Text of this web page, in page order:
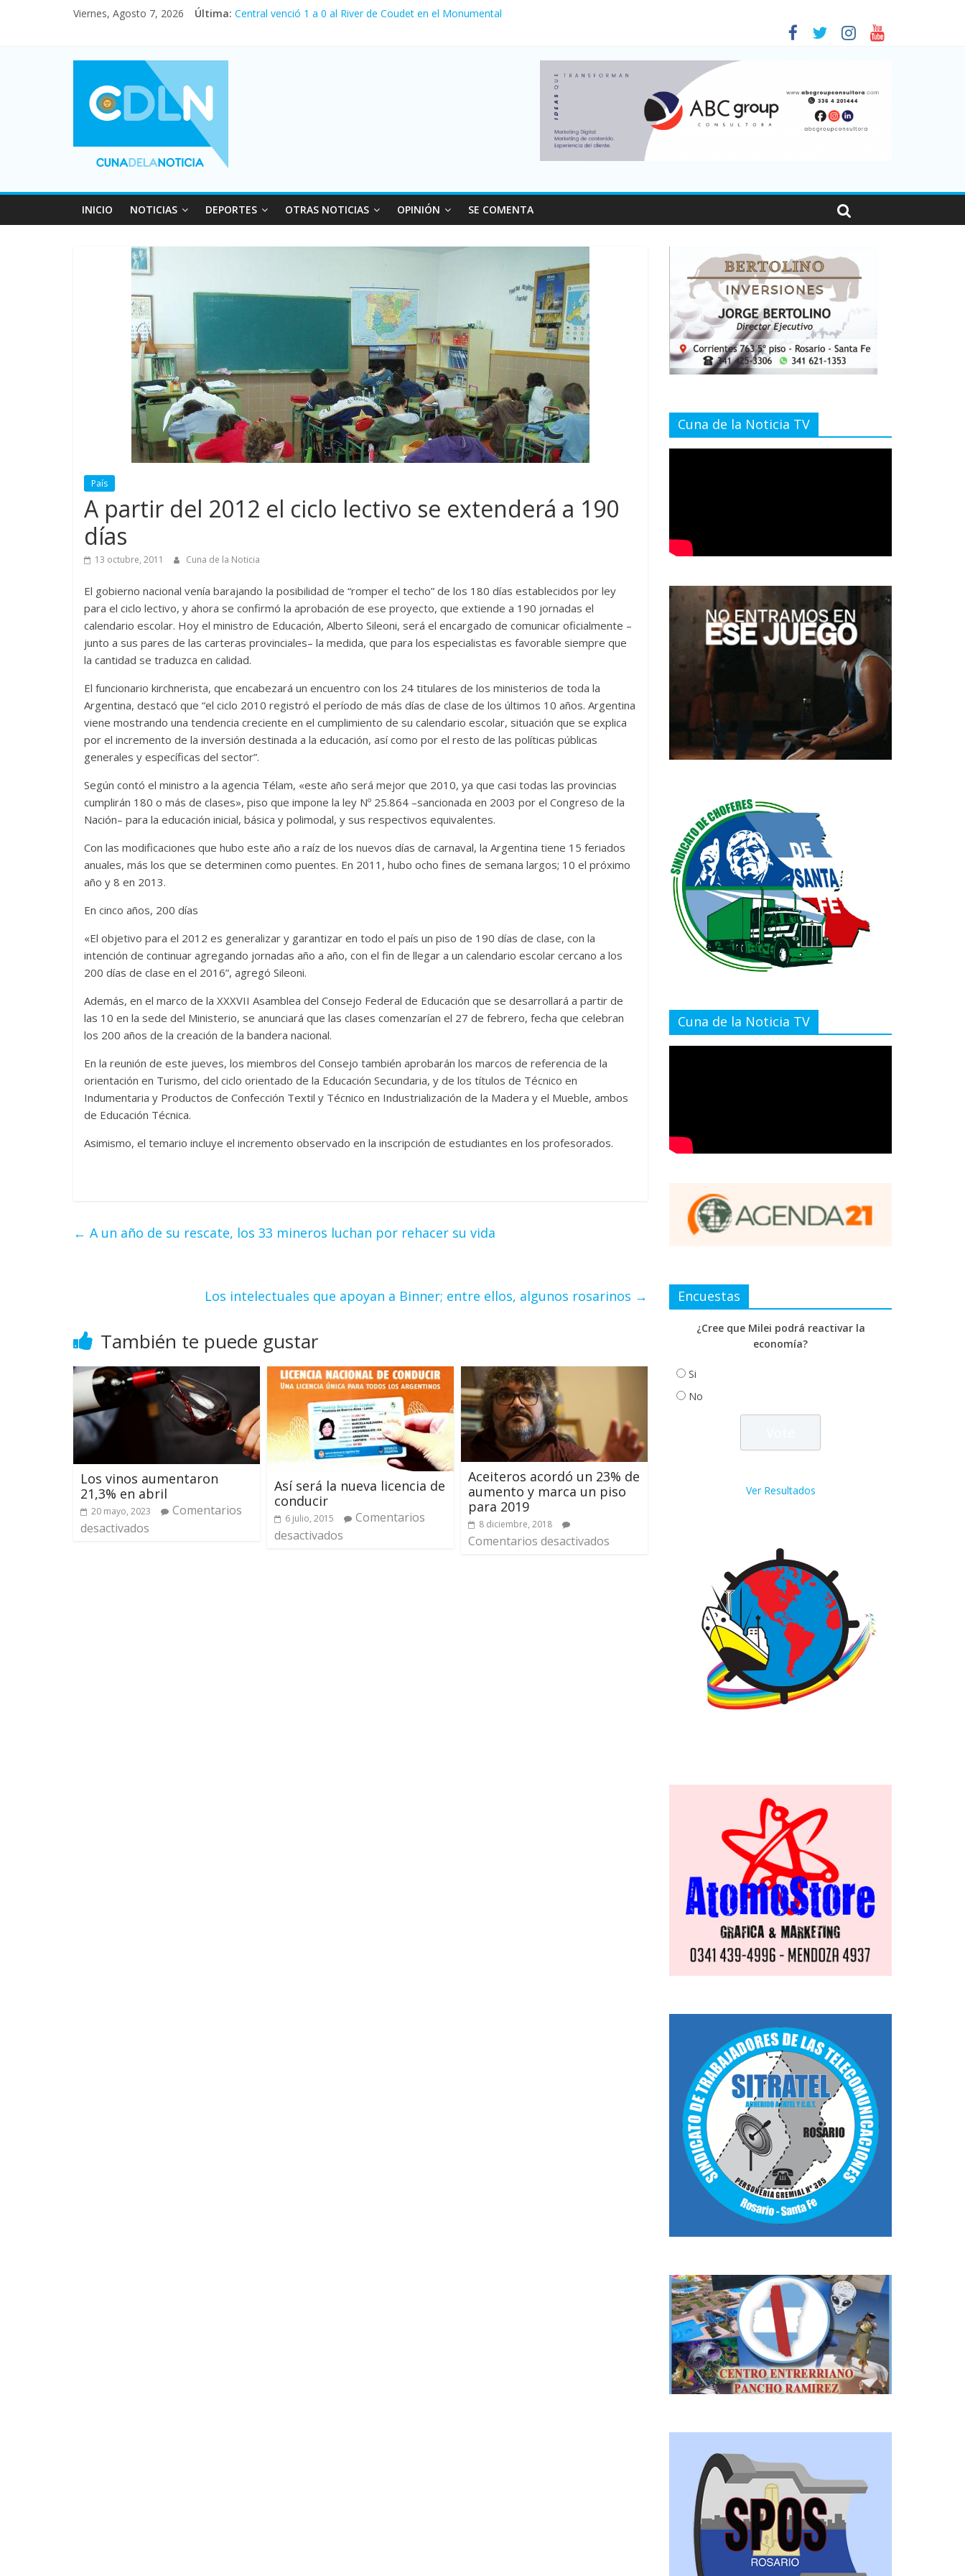
Viernes, Agosto 7, 2026 Última: Central venció 1 a 0 al River de Coudet en el Monumental
Vacaciones de invierno con más movimiento y consumo turístico: 4,6 millones de personas viajaron por el país, un 5,9% más que en 2025
Fuerte caída de la venta de autos usados en julio: bajó un 12,6% interanual
INICIO NOTICIAS DEPORTES OTRAS NOTICIAS OPINIÓN SE COMENTA
País
A partir del 2012 el ciclo lectivo se extenderá a 190
días
13 octubre, 2011 Cuna de la Noticia
El gobierno nacional venía barajando la posibilidad de “romper el techo” de los 180 días establecidos por ley
para el ciclo lectivo, y ahora se confirmó la aprobación de ese proyecto, que extiende a 190 jornadas el
calendario escolar. Hoy el ministro de Educación, Alberto Sileoni, será el encargado de comunicar oficialmente –
junto a sus pares de las carteras provinciales– la medida, que para los especialistas es favorable siempre que
la cantidad se traduzca en calidad.
El funcionario kirchnerista, que encabezará un encuentro con los 24 titulares de los ministerios de toda la
Argentina, destacó que “el ciclo 2010 registró el período de más días de clase de los últimos 10 años. Argentina
viene mostrando una tendencia creciente en el cumplimiento de su calendario escolar, situación que se explica
por el incremento de la inversión destinada a la educación, así como por el resto de las políticas públicas
generales y específicas del sector”.
Según contó el ministro a la agencia Télam, «este año será mejor que 2010, ya que casi todas las provincias
cumplirán 180 o más de clases», piso que impone la ley Nº 25.864 –sancionada en 2003 por el Congreso de la
Nación– para la educación inicial, básica y polimodal, y sus respectivos equivalentes.
Con las modificaciones que hubo este año a raíz de los nuevos días de carnaval, la Argentina tiene 15 feriados
anuales, más los que se determinen como puentes. En 2011, hubo ocho fines de semana largos; 10 el próximo
año y 8 en 2013.
En cinco años, 200 días
«El objetivo para el 2012 es generalizar y garantizar en todo el país un piso de 190 días de clase, con la
intención de continuar agregando jornadas año a año, con el fin de llegar a un calendario escolar cercano a los
200 días de clase en el 2016”, agregó Sileoni.
Además, en el marco de la XXXVII Asamblea del Consejo Federal de Educación que se desarrollará a partir de
las 10 en la sede del Ministerio, se anunciará que las clases comenzarían el 27 de febrero, fecha que celebran
los 200 años de la creación de la bandera nacional.
En la reunión de este jueves, los miembros del Consejo también aprobarán los marcos de referencia de la
orientación en Turismo, del ciclo orientado de la Educación Secundaria, y de los títulos de Técnico en
Indumentaria y Productos de Confección Textil y Técnico en Industrialización de la Madera y el Mueble, ambos
de Educación Técnica.
Asimismo, el temario incluye el incremento observado en la inscripción de estudiantes en los profesorados.
← A un año de su rescate, los 33 mineros luchan por rehacer su vida
Los intelectuales que apoyan a Binner; entre ellos, algunos rosarinos →
También te puede gustar
Los vinos aumentaron
21,3% en abril
20 mayo, 2023
Comentarios
desactivados
Así será la nueva licencia de
conducir
6 julio, 2015
Comentarios
desactivados
Aceiteros acordó un 23% de
aumento y marca un piso
para 2019
8 diciembre, 2018
Comentarios desactivados
Cuna de la Noticia TV
Cuna de la Noticia TV
Encuestas
¿Cree que Milei podrá reactivar la
economía?
Si
No
Ver Resultados